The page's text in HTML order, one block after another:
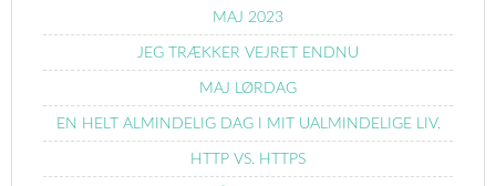
MAJ 2023
JEG TRÆKKER VEJRET ENDNU
MAJ LØRDAG
EN HELT ALMINDELIG DAG I MIT UALMINDELIGE LIV.
HTTP VS. HTTPS